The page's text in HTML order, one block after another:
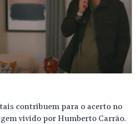
contribuem para o acerto no
vivido por Humberto Carrão.